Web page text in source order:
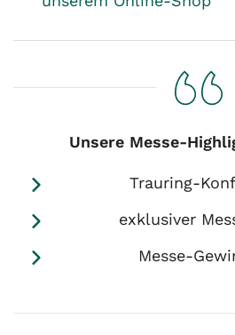
Unsere Messe-
Trauring-
exklusiver
Messe-